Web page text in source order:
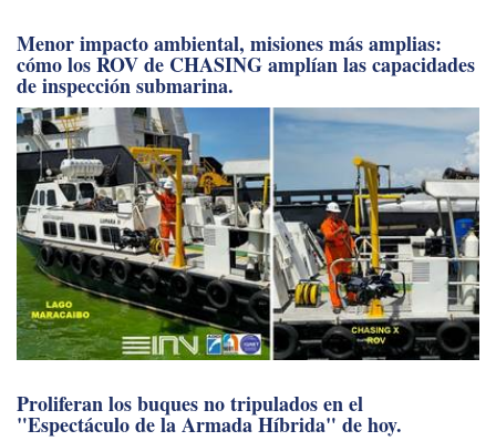
Menor impacto ambiental, misiones más amplias:
cómo los ROV de CHASING amplían las capacidades
de inspección submarina.
Proliferan los buques no tripulados en el
"Espectáculo de la Armada Híbrida" de hoy.